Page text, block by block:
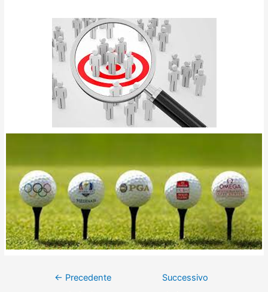
← Precedente
Successivo